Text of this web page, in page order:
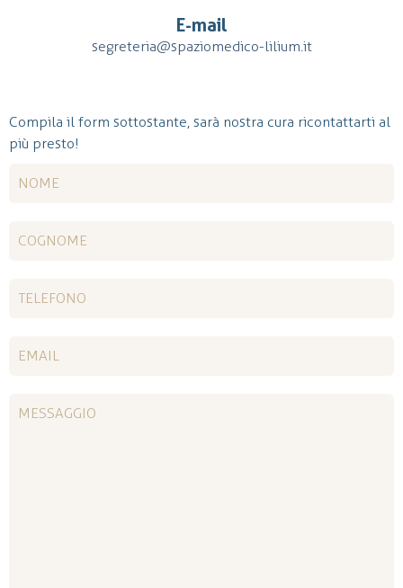
E-mail
segreteria@spaziomedico-lilium.it
Compila il form sottostante, sarà nostra cura ricontattarti al
più presto!